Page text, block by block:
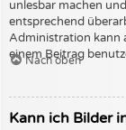
unlesbar machen
entsprechend
Administration kann
einem Beitrag
Nach oben
Kann ich Bilder